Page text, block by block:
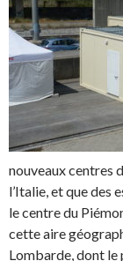
nouveaux centres
l’Italie, et que des
le centre du
cette aire
Lombarde, dont